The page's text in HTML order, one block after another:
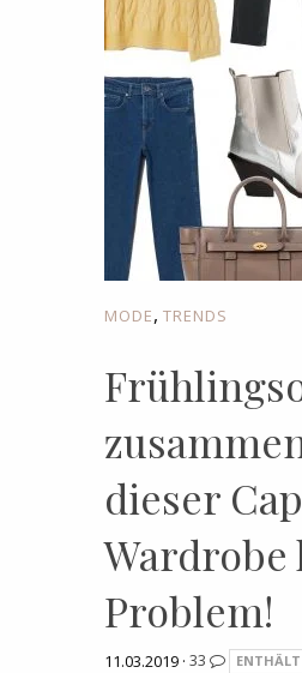
MODE, TRENDS
dieser
Wardrobe
Problem!
11.03.2019 · 33